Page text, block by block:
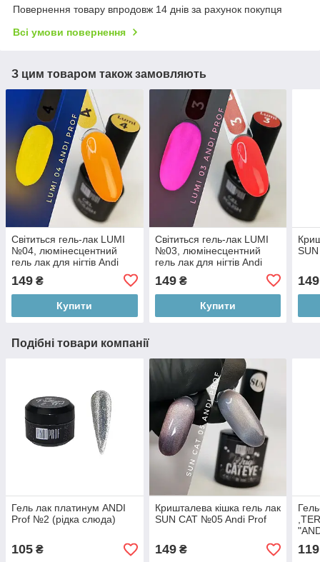
Повернення товару впродовж 14 днів за рахунок покупця
Всі умови повернення
З цим товаром також замовляють
Світиться гель-лак LUMI
№04, люмінесцентний
гель лак для нігтів Andi
149 ₴
Купити
Світиться гель-лак LUMI
№03, люмінесцентний
гель лак для нігтів Andi
149₴
Купити
149
Подібні товари компанії
Гель лак платинум ANDI
Prof №2 (рідка слюда)
105 ₴
Кришталева кішка гель лак
SUN CAT №05 Andi Prof
149₴ 119